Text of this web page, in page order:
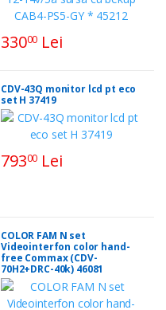
33000 Lei
CDV-43Q monitor lcd pt eco
set H 37419
79300 Lei
COLOR FAM N set
Videointerfon color hand-
free Commax (CDV-
70H2+DRC-40k) 46081